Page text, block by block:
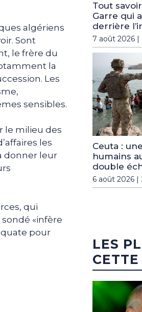
algériens
Sont
le frère du
la
Les
sensibles.
le milieu des
les
donner leur
qui
«infère
pour
Tout
Garre qui
derrière
7 août 2026 |
Ceuta :
humains
double
6 août 2026 |
LES